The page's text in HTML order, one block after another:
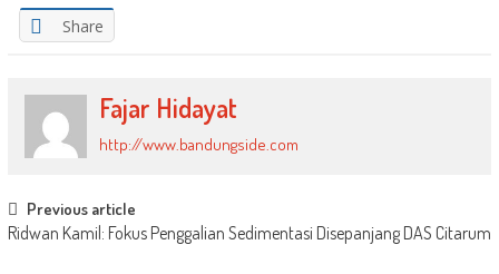
Share
Fajar Hidayat
http://www.bandungside.com
Post
navigation
Previous article
Ridwan Kamil: Fokus Penggalian Sedimentasi Disepanjang DAS Citarum